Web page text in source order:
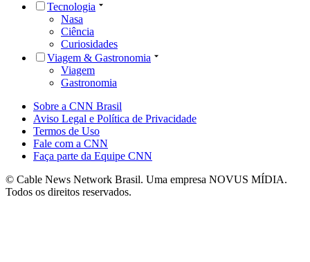
Tecnologia
Nasa
Ciência
Curiosidades
Viagem & Gastronomia
Viagem
Gastronomia
Sobre a CNN Brasil
Aviso Legal e Política de Privacidade
Termos de Uso
Fale com a CNN
Faça parte da Equipe CNN
© Cable News Network Brasil. Uma empresa NOVUS MÍDIA.
Todos os direitos reservados.